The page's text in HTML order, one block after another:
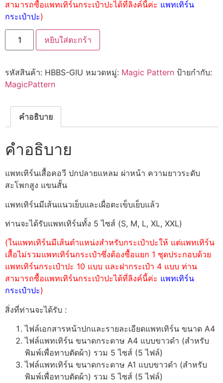
สามารถซื้อแพทเทิร์นกระเป๋าปะได้ที่ลิงค์นี้ค่ะ แพทเทิร์น
กระเป๋าปะ)
หยิบใส่ตะกร้า
รหัสสินค้า: HBBS-GIU หมวดหมู่: Magic Pattern ป้ายกำกับ:
MagicPattern
คำอธิบาย
คำอธิบาย
แพทเทิร์นเสื้อคอวี ปกปลายแหลม ผ่าหน้า ความยาวระดับ
สะโพกสูง แขนสั้น
แพทเทิร์นมีเส้นแนวเย็บและเผื่อตะเข็บเย็บแล้ว
ท่านจะได้รับแพทเทิร์นทั้ง 5 ไซส์ (S, M, L, XL, XXL)
(ในแพทเทิร์นมีเส้นตำแหน่งสำหรับกระเป๋าปะให้ แต่แพทเทิร์น
เสื้อไม่รวมแพทเทิร์นกระเป๋าซึ่งต้องซื้อแยก 1 ชุดประกอบด้วย
แพทเทิร์นกระเป๋าปะ 10 แบบ และฝากระเป๋า 4 แบบ ท่าน
สามารถซื้อแพทเทิร์นกระเป๋าปะได้ที่ลิงค์นี้ค่ะ แพทเทิร์น
กระเป๋าปะ)
สิ่งที่ท่านจะได้รับ :
ไฟล์เอกสารหน้าปกและรายละเอียดแพทเทิร์น ขนาด A4
ไฟล์แพทเทิร์น ขนาดกระดาษ A4 แบบขาวดำ (สำหรับ
พิมพ์เพื่อทาบตัดผ้า) รวม 5 ไซส์ (5 ไฟล์)
ไฟล์แพทเทิร์น ขนาดกระดาษ A1 แบบขาวดำ (สำหรับ
พิมพ์เพื่อทาบตัดผ้า) รวม 5 ไซส์ (5 ไฟล์)